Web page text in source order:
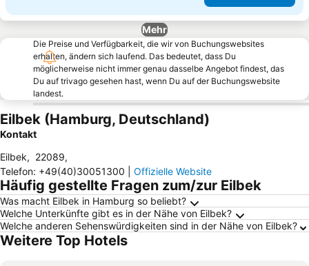
Mehr
Die Preise und Verfügbarkeit, die wir von Buchungswebsites
erhalten, ändern sich laufend. Das bedeutet, dass Du
möglicherweise nicht immer genau dasselbe Angebot findest, das
Du auf trivago gesehen hast, wenn Du auf der Buchungswebsite
landest.
Eilbek (Hamburg, Deutschland)
Kontakt
Eilbek, 22089,
Telefon: +49(40)30051300 Offizielle Website
Häufig gestellte Fragen zum/zur Eilbek
Was macht Eilbek in Hamburg so beliebt?
Welche Unterkünfte gibt es in der Nähe von Eilbek?
Welche anderen Sehenswürdigkeiten sind in der Nähe von Eilbek?
Weitere Top Hotels